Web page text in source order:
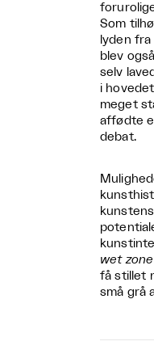
Som
lyden
blev
selv
i
meget
affødte
debat.
wet zone
få stillet
små grå